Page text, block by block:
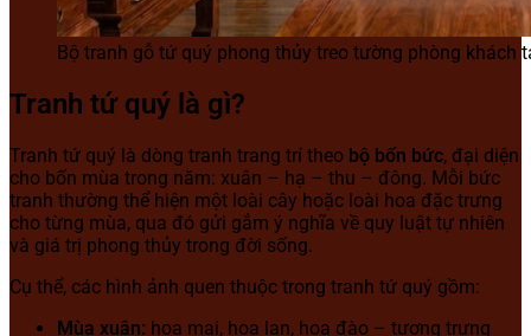
Bộ tranh gỗ tứ quý phong thủy treo tường phòng khách
Tranh tứ quý là gì?
Tranh tứ quý là dòng tranh trang trí theo bộ bốn bức, đại diện
cho bốn mùa trong năm: xuân – hạ – thu – đông. Mỗi bức
tranh thường thể hiện một loài cây hoặc loài hoa đặc trưng
cho từng mùa, qua đó gửi gắm ý nghĩa về quy luật tự nhiên
và giá trị phong thủy trong đời sống.
Cụ thể, các hình ảnh quen thuộc trong tranh tứ quý gồm:
Mùa xuân: hoa mai, hoa lan, hoa đào – tượng trưng